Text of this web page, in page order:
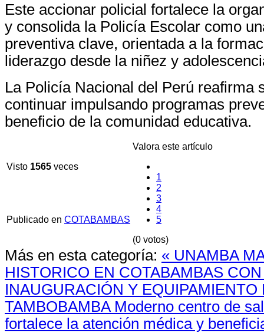
Este accionar policial fortalece la
y consolida la Policía Escolar como
preventiva clave, orientada a la
liderazgo desde la niñez y
La Policía Nacional del Perú reafirma
continuar impulsando programas
beneficio de la comunidad educativa.
Visto 1565 veces
Valora este artículo
1
2
3
4
5
(0 votos)
Publicado en COTABAMBAS
Más en esta categoría: « UNAMBA
HISTORICO EN COTABAMBAS
INAUGURACIÓN Y EQUIPAMIENTO
TAMBOBAMBA Moderno centro de
fortalece la atención médica y